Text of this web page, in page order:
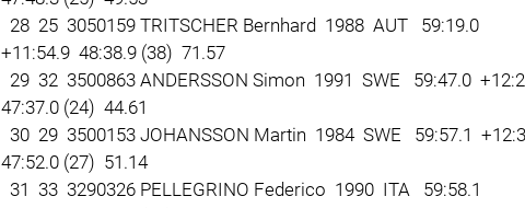
28 25 3050159 TRITSCHER Bernhard 1988 AUT 59:19.0
+11:54.9 48:38.9 (38) 71.57
29 32 3500863 ANDERSSON Simon 1991 SWE 59:47.0
47:37.0 (24) 44.61
30 29 3500153 JOHANSSON Martin 1984 SWE 59:57.1
47:52.0 (27) 51.14
31 33 3290326 PELLEGRINO Federico 1990 ITA 59:58.1